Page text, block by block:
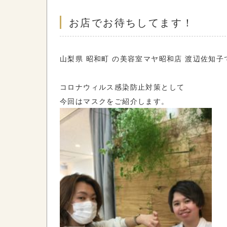
お店でお待ちしてます！
山梨県 昭和町 の美容室マヤ昭和店 渡辺佐知子
コロナウィルス感染防止対策として
今回はマスクをご紹介します。